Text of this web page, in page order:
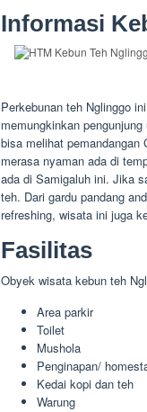
Informasi
Perkebunan teh Nglinggo
memungkinkan
bisa melihat pemandangan
merasa nyaman ada di
ada di Samigaluh ini. Jika
teh. Dari gardu pandang
refreshing, wisata ini juga
Fasilitas
Obyek wisata kebun teh
Area parkir
Toilet
Mushola
Penginapan/
Kedai kopi dan teh
Warung